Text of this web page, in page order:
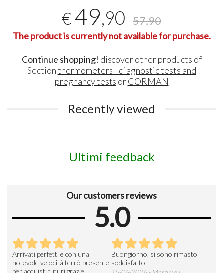
€49,90 57,90
The product is currently not available for purchase.
Continue shopping! discover other products of
Sectionthermometers - diagnostic tests and
pregnancy tests orCORMAN
Recently viewed
Ultimi feedback
Our customers reviews
5.0
Arrivati perfetti e con una
notevole velocità terrò presente
per acquisti futuri grazie
Buongiorno, si sono rimasto
soddisfatto